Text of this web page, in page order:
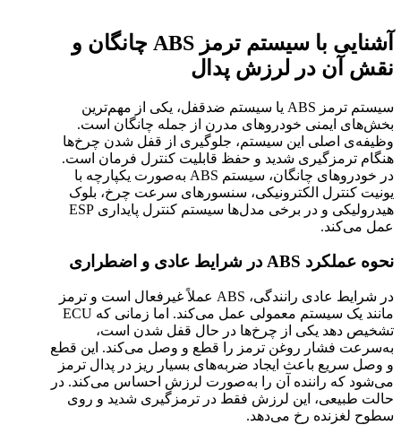
آشنایی با سیستم ترمز ABS چانگان و
نقش آن در لرزش پدال
سیستم ترمز ABS یا سیستم ضدقفل، یکی از مهم‌ترین
بخش‌های ایمنی خودروهای مدرن از جمله چانگان است.
وظیفه‌ی اصلی این سیستم، جلوگیری از قفل شدن چرخ‌ها
هنگام ترمزگیری شدید و حفظ قابلیت کنترل فرمان است.
در خودروهای چانگان، سیستم ABS به‌صورت یکپارچه با
یونیت کنترل الکترونیکی، سنسورهای سرعت چرخ، بلوک
هیدرولیکی و در برخی مدل‌ها سیستم کنترل پایداری ESP
عمل می‌کند.
نحوه عملکرد ABS در شرایط عادی و اضطراری
در شرایط عادی رانندگی، ABS عملاً غیرفعال است و ترمز
مانند یک سیستم معمولی عمل می‌کند. اما زمانی که ECU
تشخیص دهد یکی از چرخ‌ها در حال قفل شدن است،
به‌سرعت فشار روغن ترمز را قطع و وصل می‌کند. این قطع
و وصل سریع باعث ایجاد ضربه‌های بسیار ریز در پدال ترمز
می‌شود که راننده آن را به‌صورت لرزش احساس می‌کند. در
حالت طبیعی، این لرزش فقط در ترمزگیری شدید و روی
سطوح لغزنده رخ می‌دهد.